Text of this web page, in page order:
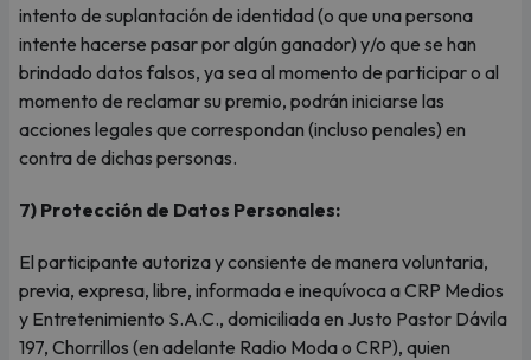
intento de suplantación de identidad (o que una persona
intente hacerse pasar por algún ganador) y/o que se han
brindado datos falsos, ya sea al momento de participar o al
momento de reclamar su premio, podrán iniciarse las
acciones legales que correspondan (incluso penales) en
contra de dichas personas.
7) Protección de Datos Personales:
El participante autoriza y consiente de manera voluntaria,
previa, expresa, libre, informada e inequívoca a CRP Medios
y Entretenimiento S.A.C., domiciliada en Justo Pastor Dávila
197, Chorrillos (en adelante Radio Moda o CRP), quien